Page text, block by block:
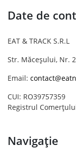
Date de
EAT & TRACK S.R.L
Str. Măceșului, Nr.
Email:
CUI: RO39757359
Registrul
Navigație